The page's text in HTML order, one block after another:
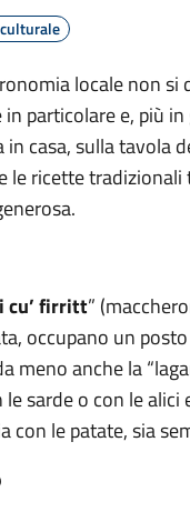
locale non
particolare e, più
casa, sulla tavola
le ricette
cu’ firritt”
occupano un
meno anche la
sarde o con le
con le patate, sia